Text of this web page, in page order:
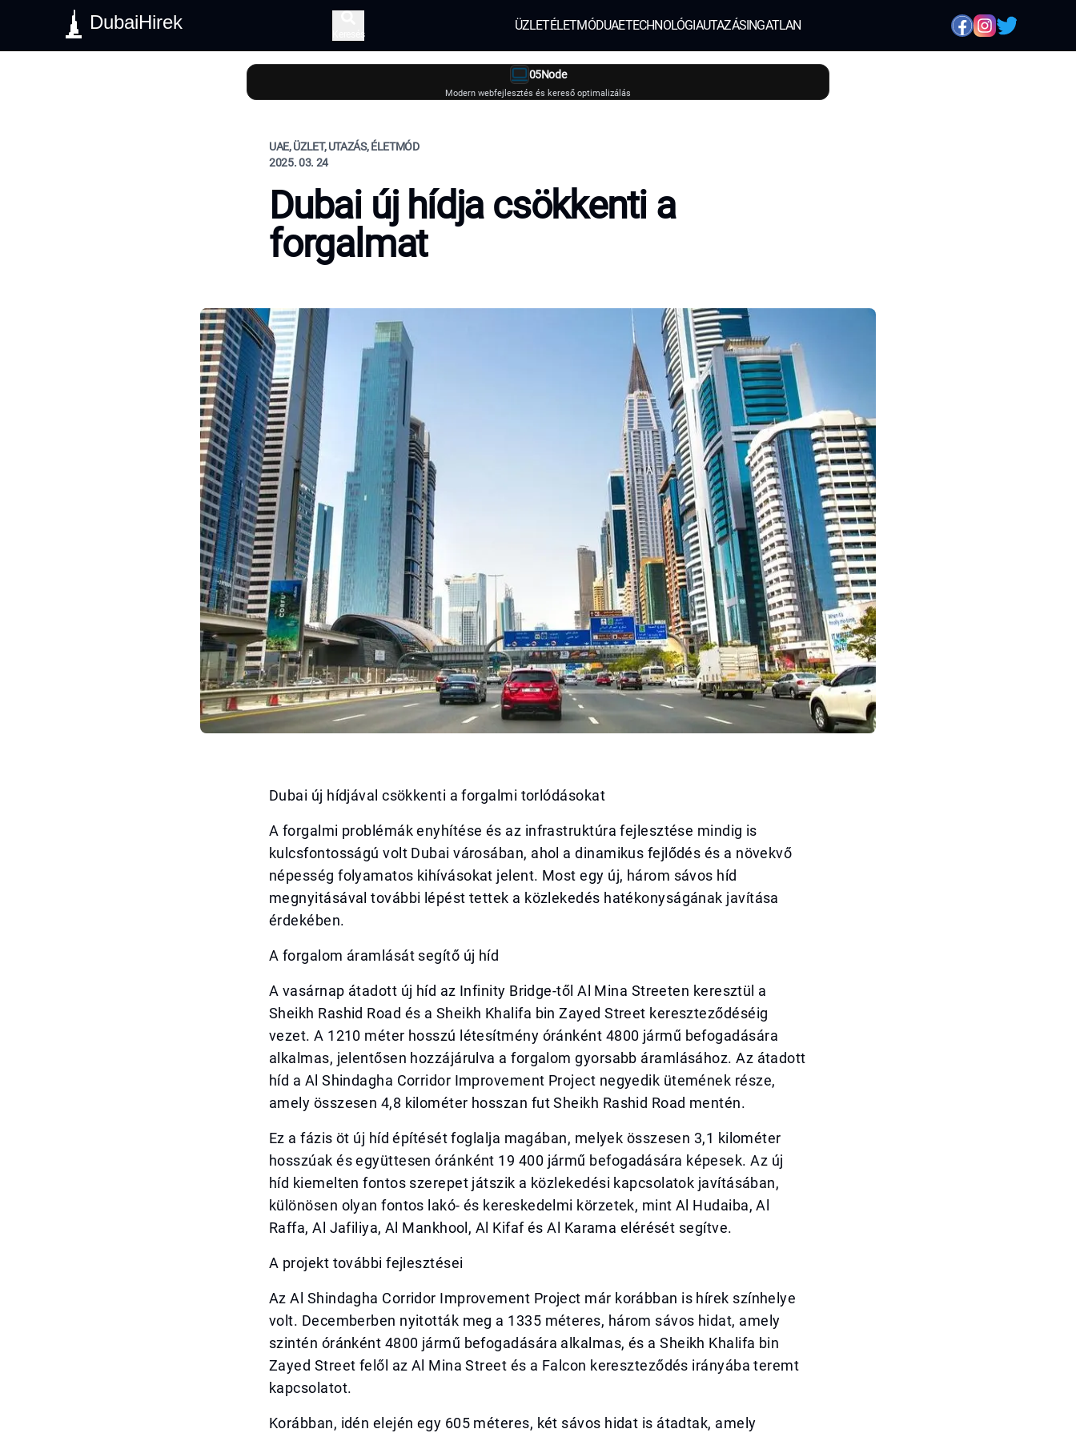
DubaiHirek
Keresés
ÜZLETÉLETMÓDUAETECHNOLÓGIAUTAZÁSINGATLAN
05Node
Modern webfejlesztés és kereső optimalizálás
UAE, ÜZLET, UTAZÁS, ÉLETMÓD
2025. 03. 24
Dubai új hídja csökkenti a
forgalmat
Dubai új hídjával csökkenti a forgalmi torlódásokat
A forgalmi problémák enyhítése és az infrastruktúra fejlesztése mindig is
kulcsfontosságú volt Dubai városában, ahol a dinamikus fejlődés és a növekvő
népesség folyamatos kihívásokat jelent. Most egy új, három sávos híd
megnyitásával további lépést tettek a közlekedés hatékonyságának javítása
érdekében.
A forgalom áramlását segítő új híd
A vasárnap átadott új híd az Infinity Bridge-től Al Mina Streeten keresztül a
Sheikh Rashid Road és a Sheikh Khalifa bin Zayed Street kereszteződéséig
vezet. A 1210 méter hosszú létesítmény óránként 4800 jármű befogadására
alkalmas, jelentősen hozzájárulva a forgalom gyorsabb áramlásához. Az átadott
híd a Al Shindagha Corridor Improvement Project negyedik ütemének része,
amely összesen 4,8 kilométer hosszan fut Sheikh Rashid Road mentén.
Ez a fázis öt új híd építését foglalja magában, melyek összesen 3,1 kilométer
hosszúak és együttesen óránként 19 400 jármű befogadására képesek. Az új
híd kiemelten fontos szerepet játszik a közlekedési kapcsolatok javításában,
különösen olyan fontos lakó- és kereskedelmi körzetek, mint Al Hudaiba, Al
Raffa, Al Jafiliya, Al Mankhool, Al Kifaf és Al Karama elérését segítve.
A projekt további fejlesztései
Az Al Shindagha Corridor Improvement Project már korábban is hírek színhelye
volt. Decemberben nyitották meg a 1335 méteres, három sávos hidat, amely
szintén óránként 4800 jármű befogadására alkalmas, és a Sheikh Khalifa bin
Zayed Street felől az Al Mina Street és a Falcon kereszteződés irányába teremt
kapcsolatot.
Korábban, idén elején egy 605 méteres, két sávos hidat is átadtak, amely